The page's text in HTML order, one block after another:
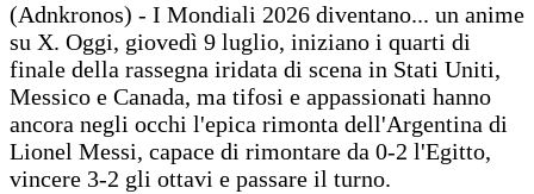
(Adnkronos) - I Mondiali 2026 diventano... un anime
su X. Oggi, giovedì 9 luglio, iniziano i quarti di
finale della rassegna iridata di scena in Stati Uniti,
Messico e Canada, ma tifosi e appassionati hanno
ancora negli occhi l'epica rimonta dell'Argentina di
Lionel Messi, capace di rimontare da 0-2 l'Egitto,
vincere 3-2 gli ottavi e passare il turno.